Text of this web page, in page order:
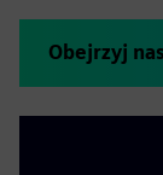
Obejrzyj